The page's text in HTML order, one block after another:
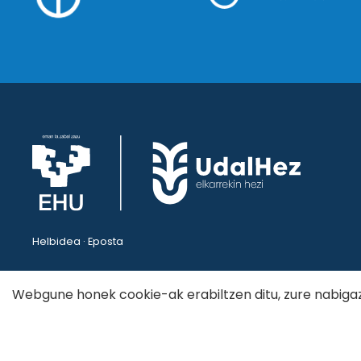
Helbidea · Eposta
Webgune honek cookie-ak erabiltzen ditu, zure